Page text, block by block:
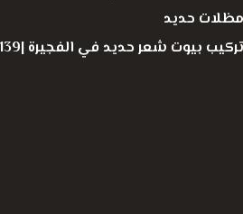
مظلات حديد
تركيب بيوت شعر حديد في الفجيرة |0503163139|